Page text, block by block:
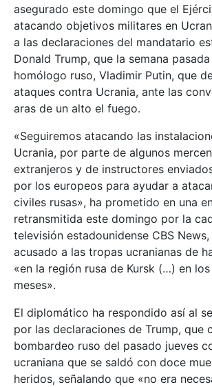
asegurado este domingo que el
atacando objetivos militares en
a las declaraciones del mandatario
Donald Trump, que la semana
homólogo ruso, Vladimir Putin, que
ataques contra Ucrania, ante las
aras de un alto el fuego.
«Seguiremos atacando las
Ucrania, por parte de algunos
extranjeros y de instructores
por los europeos para ayudar a
civiles rusas», ha prometido en una
retransmitida este domingo por la
televisión estadounidense CBS
acusado a las tropas ucranianas de
«en la región rusa de Kursk (…) en
meses».
El diplomático ha respondido así al
por las declaraciones de Trump, que
bombardeo ruso del pasado jueves
ucraniana que se saldó con doce
heridos, señalando que «no era